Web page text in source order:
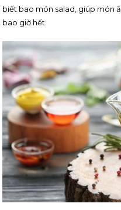
biết bao món salad, giúp món
bao giờ hết.